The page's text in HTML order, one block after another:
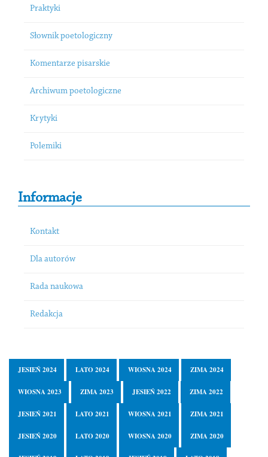
Praktyki
Słownik poetologiczny
Komentarze pisarskie
Archiwum poetologiczne
Krytyki
Polemiki
Informacje
Kontakt
Dla autorów
Rada naukowa
Redakcja
JESIEŃ 2024 LATO 2024 WIOSNA 2024 ZIMA 2024
WIOSNA 2023 ZIMA 2023 JESIEŃ 2022 ZIMA 2022
JESIEŃ 2021 LATO 2021 WIOSNA 2021 ZIMA 2021
JESIEŃ 2020 LATO 2020 WIOSNA 2020 ZIMA 2020